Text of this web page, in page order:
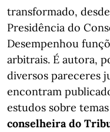
transformado,
Presidência do
Desempenhou
arbitrais. É autora,
diversos pareceres
encontram
estudos sobre
conselheira do